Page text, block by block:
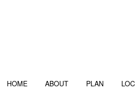
HOME ABOUT PLAN